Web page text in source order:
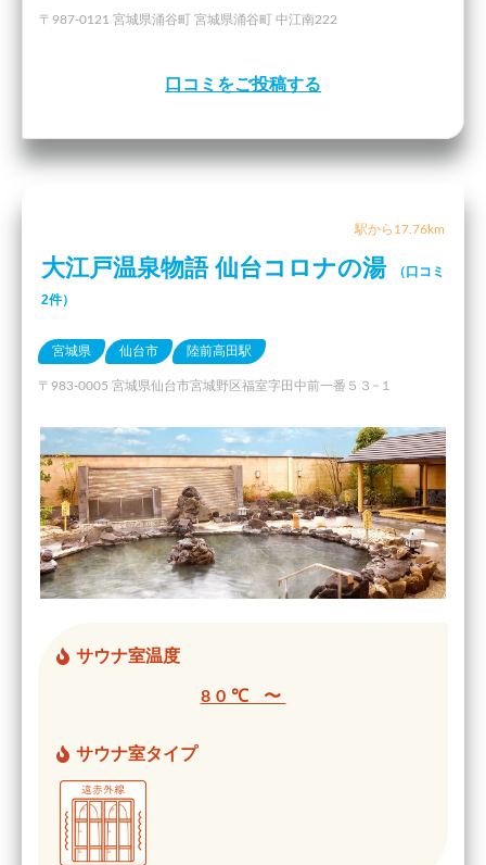
〒987-0121 宮城県涌谷町 宮城県涌谷町 中江南222
口コミをご投稿する
駅から17.76km
大江戸温泉物語 仙台コロナの湯
（口コミ
2件）
宮城県 仙台市 陸前高田駅
〒983-0005 宮城県仙台市宮城野区福室字田中前一番５３−１
サウナ室温度
80℃ 〜
サウナ室タイプ